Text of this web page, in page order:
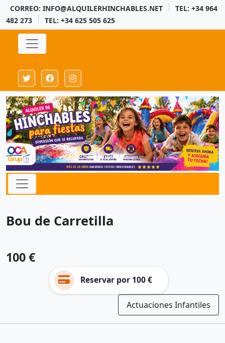
CORREO: INFO@ALQUILERHINCHABLES.NET
TEL: +34 964
482 273
TEL: +34 625 505 625
Bou de Carretilla
100 €
Reservar por 100 €
Actuaciones Infantiles